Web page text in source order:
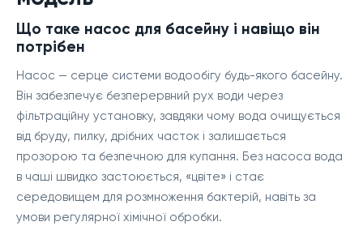
Що таке насос для басейну і навіщо він
потрібен
Насос — серце системи водообігу будь-якого басейну.
Він забезпечує безперервний рух води через
фільтраційну установку, завдяки чому вода очищується
від бруду, пилку, дрібних часток і залишається
прозорою та безпечною для купання. Без насоса вода
в чаші швидко застоюється, «цвіте» і стає
середовищем для розмноження бактерій, навіть за
умови регулярної хімічної обробки.